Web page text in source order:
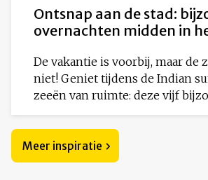
Ontsnap aan de stad:
overnachten midden in
De vakantie is voorbij, maar de
niet! Geniet tijdens de Indian
zeeën van ruimte: deze vijf
Meer inspiratie